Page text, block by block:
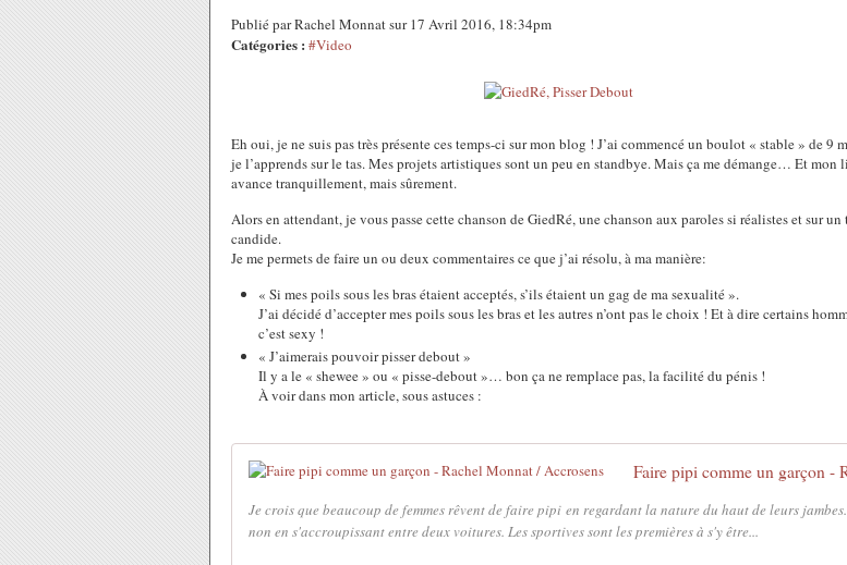
Publié par Rachel Monnat sur 17 Avril 2016, 18:34pm
Catégories : #Video
Eh oui, je ne suis pas très présente ces temps-ci sur mon blog ! J’ai commencé un boulot « stable » de 9
je l’apprends sur le tas. Mes projets artistiques sont un peu en standbye. Mais ça me démange… Et mon
avance tranquillement, mais sûrement.
Alors en attendant, je vous passe cette chanson de GiedRé, une chanson aux paroles si réalistes et sur un
candide.
Je me permets de faire un ou deux commentaires ce que j’ai résolu, à ma manière:
« Si mes poils sous les bras étaient acceptés, s’ils étaient un gag de ma sexualité ».
J’ai décidé d’accepter mes poils sous les bras et les autres n’ont pas le choix ! Et à dire certains
c’est sexy !
« J’aimerais pouvoir pisser debout »
Il y a le « shewee » ou « pisse-debout »… bon ça ne remplace pas, la facilité du pénis !
À voir dans mon article, sous astuces :
Je crois que beaucoup de femmes rêvent de faire pipi en regardant la nature du haut de leurs
non en s'accroupissant entre deux voitures. Les sportives sont les premières à s'y être...